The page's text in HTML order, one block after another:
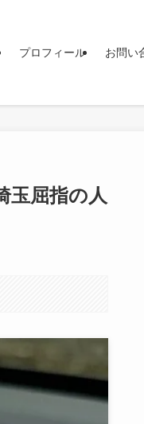
プロフィール お問い
玉屈指の人